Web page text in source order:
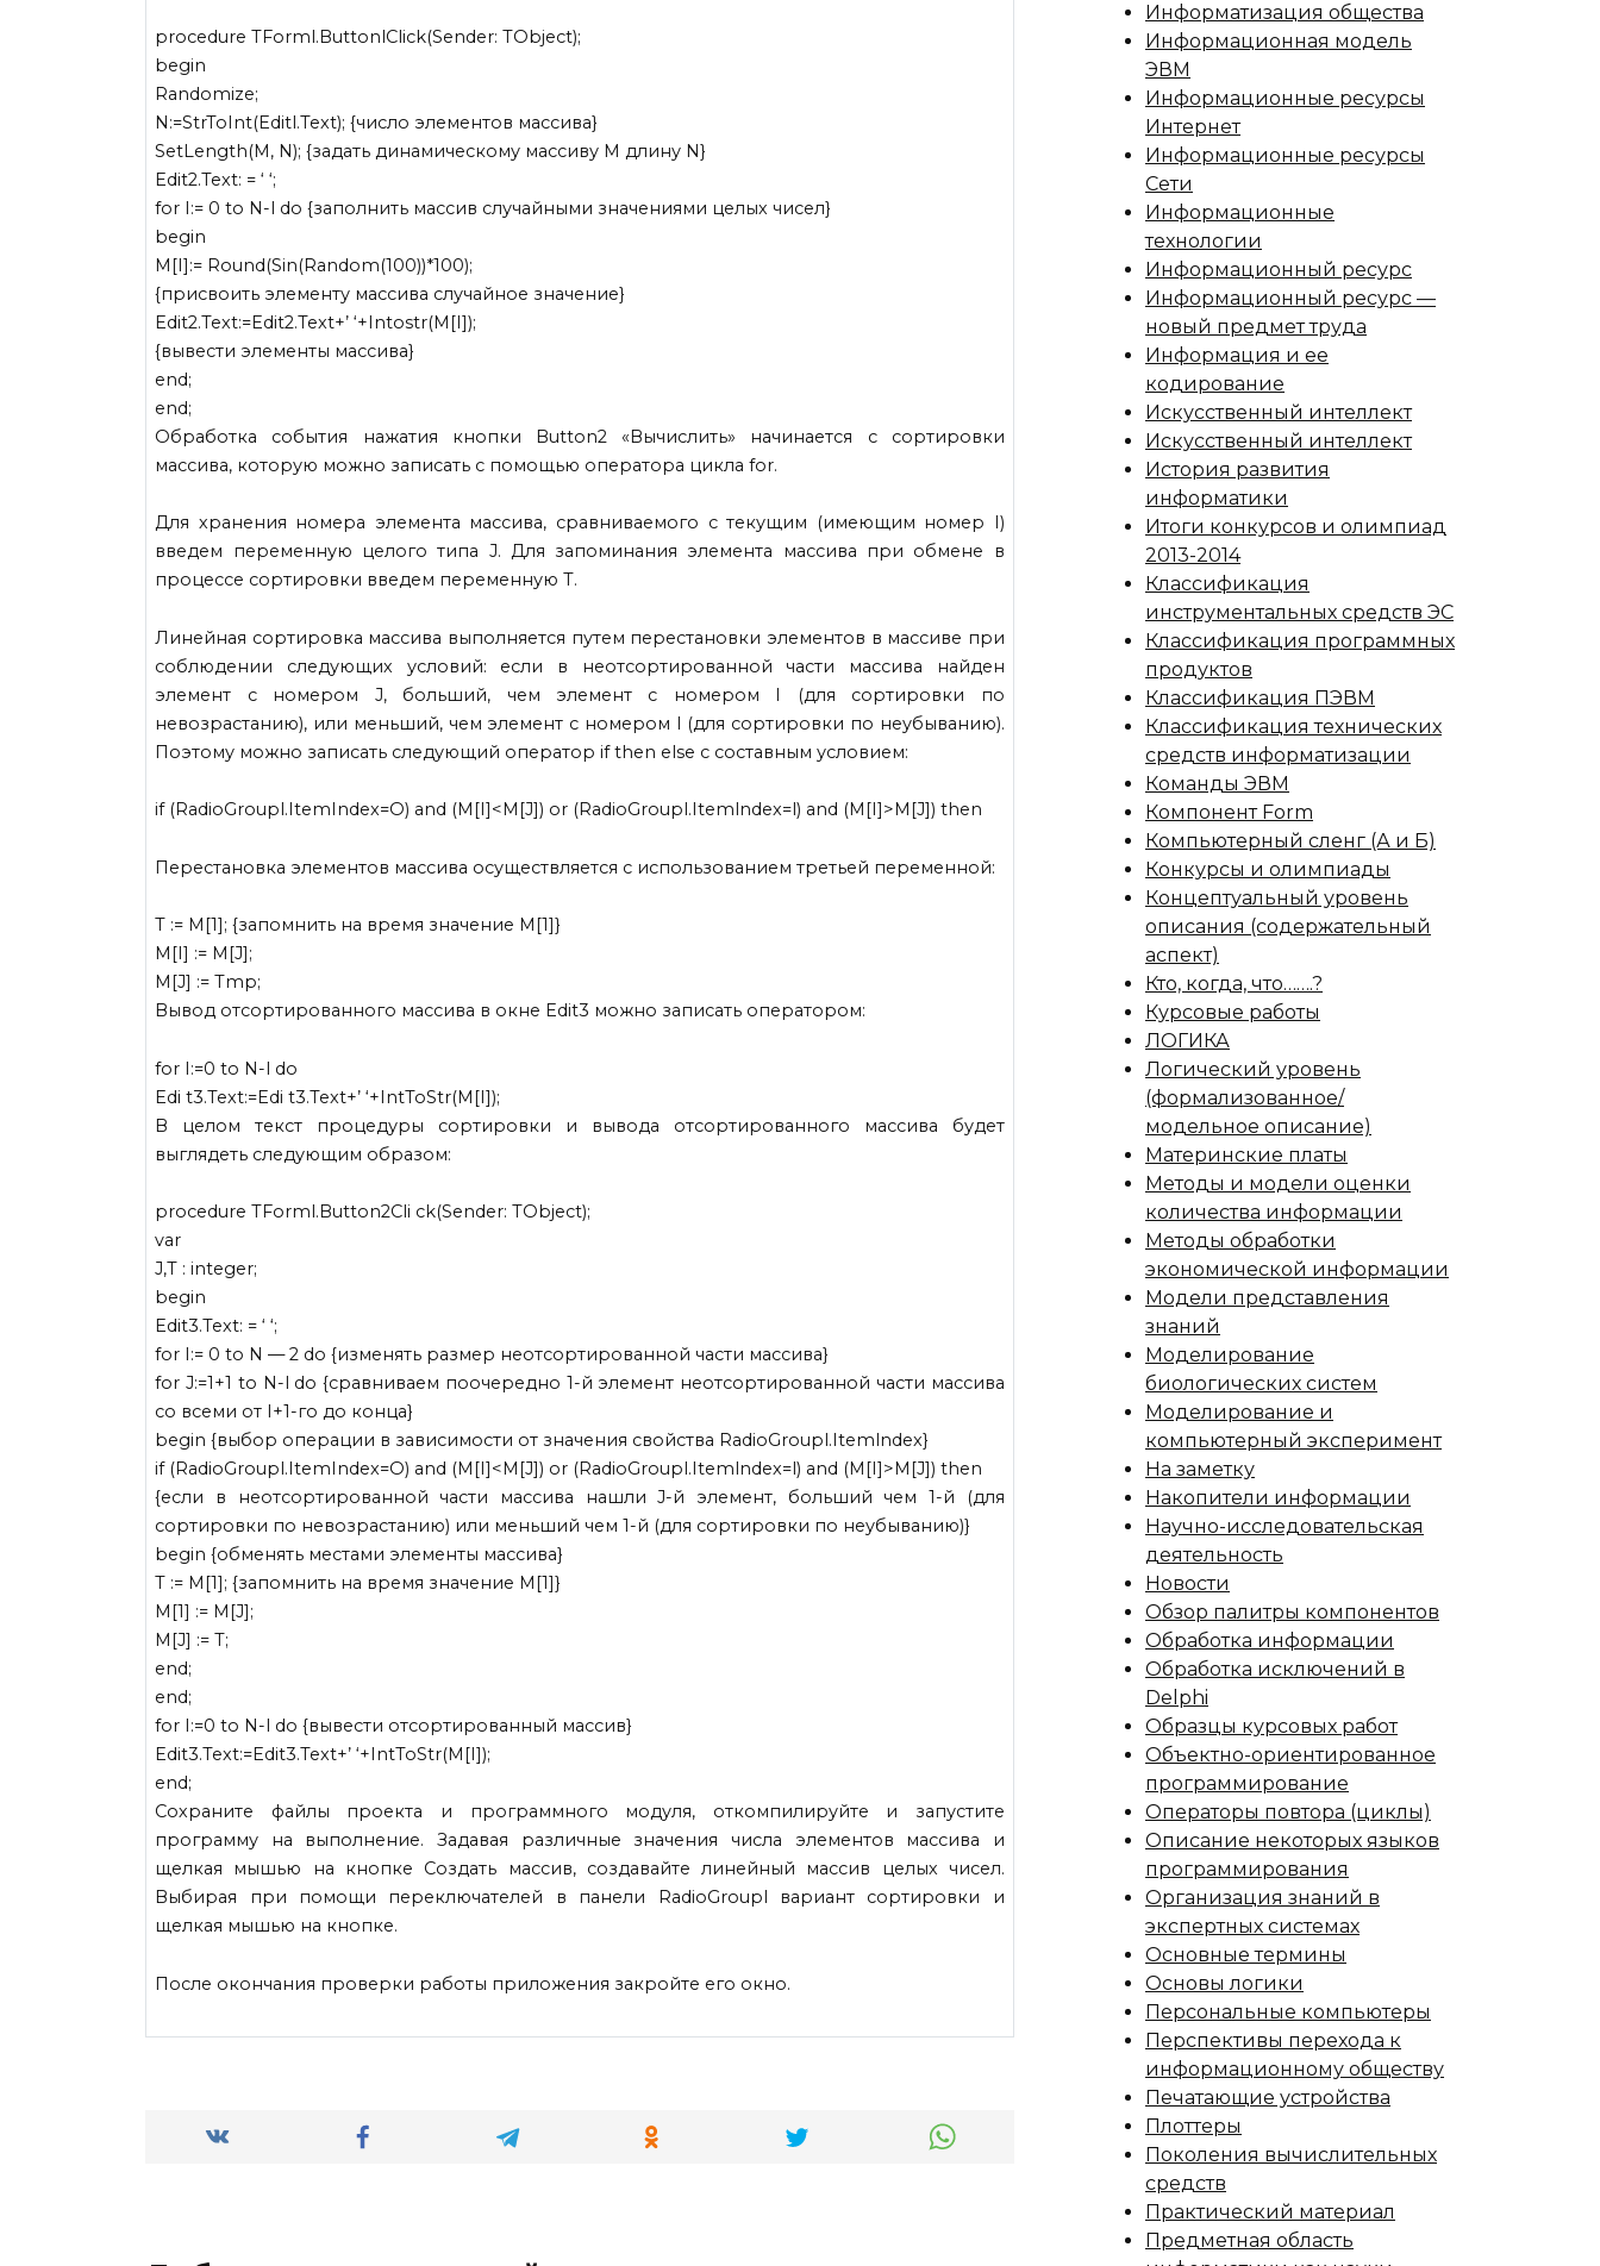
procedure TForml.ButtonlClick(Sender: TObject);
begin
Randomize;
N:=StrToInt(Editl.Text); {число элементов массива}
SetLength(M, N); {задать динамическому массиву М длину N}
Edit2.Text: = ‘ ‘;
for I:= 0 to N-l do {заполнить массив случайными значениями целых чисел}
begin
M[I]:= Round(Sin(Random(100))*100);
{присвоить элементу массива случайное значение}
Edit2.Text:=Edit2.Text+’ ‘+Intostr(M[I]);
{вывести элементы массива}
end;
end;
Обработка события нажатия кнопки Button2 «Вычислить» начинается с сортировки
массива, которую можно записать с помощью оператора цикла for.
Для хранения номера элемента массива, сравниваемого с текущим (имеющим номер I)
введем переменную целого типа J. Для запоминания элемента массива при обмене в
процессе сортировки введем переменную Т.
Линейная сортировка массива выполняется путем перестановки элементов в массиве при
соблюдении следующих условий: если в неотсортированной части массива найден
элемент с номером J, больший, чем элемент с номером I (для сортировки по
невозрастанию), или меньший, чем элемент с номером I (для сортировки по неубыванию).
Поэтому можно записать следующий оператор if then else с составным условием:
if (RadioGroupl.ItemIndex=O) and (M[I]<M[J]) or (RadioGroupl.Itemlndex=l) and (M[I]>M[J]) then
Перестановка элементов массива осуществляется с использованием третьей переменной:
Т := М[1]; {запомнить на время значение М[1]}
M[I] := M[J];
M[J] := Tmp;
Вывод отсортированного массива в окне Edit3 можно записать оператором:
for I:=0 to N-l do
Edi t3.Text:=Edi t3.Text+’ ‘+IntToStr(M[I]);
В целом текст процедуры сортировки и вывода отсортированного массива будет
выглядеть следующим образом:
procedure TForml.Button2Cli ck(Sender: TObject);
var
J,T : integer;
begin
Edit3.Text: = ‘ ‘;
for I:= 0 to N — 2 do {изменять размер неотсортированной части массива}
for J:=1+1 to N-l do {сравниваем поочередно 1-й элемент неотсортированной части массива
со всеми от I+1-го до конца}
begin {выбор операции в зависимости от значения свойства RadioGroupl.Itemlndex}
if (RadioGroupl.ItemIndex=O) and (M[I]<M[J]) or (RadioGroupl.Itemlndex=l) and (M[I]>M[J]) then
{если в неотсортированной части массива нашли J-й элемент, больший чем 1-й (для
сортировки по невозрастанию) или меньший чем 1-й (для сортировки по неубыванию)}
begin {обменять местами элементы массива}
Т := М[1]; {запомнить на время значение М[1]}
М[1] := M[J];
M[J] := T;
end;
end;
for I:=0 to N-l do {вывести отсортированный массив}
Edit3.Text:=Edit3.Text+’ ‘+IntToStr(M[I]);
end;
Сохраните файлы проекта и программного модуля, откомпилируйте и запустите
программу на выполнение. Задавая различные значения числа элементов массива и
щелкая мышью на кнопке Создать массив, создавайте линейный массив целых чисел.
Выбирая при помощи переключателей в панели RadioGroupl вариант сортировки и
щелкая мышью на кнопке.
После окончания проверки работы приложения закройте его окно.
Информатизация общества
Информационная модель
ЭВМ
Информационные ресурсы
Интернет
Информационные ресурсы
Сети
Информационные
технологии
Информационный ресурс
Информационный ресурс —
новый предмет труда
Информация и ее
кодирование
Искусственный интеллект
Искусственный интеллект
История развития
информатики
Итоги конкурсов и олимпиад
2013-2014
Классификация
инструментальных средств ЭС
Классификация программных
продуктов
Классификация ПЭВМ
Классификация технических
средств информатизации
Команды ЭВМ
Компонент Form
Компьютерный сленг (А и Б)
Конкурсы и олимпиады
Концептуальный уровень
описания (содержательный
аспект)
Кто, когда, что…….?
Курсовые работы
ЛОГИКА
Логический уровень
(формализованное/
модельное описание)
Материнские платы
Методы и модели оценки
количества информации
Методы обработки
экономической информации
Модели представления
знаний
Моделирование
биологических систем
Моделирование и
компьютерный эксперимент
На заметку
Накопители информации
Научно-исследовательская
деятельность
Новости
Обзор палитры компонентов
Обработка информации
Обработка исключений в
Delphi
Образцы курсовых работ
Объектно-ориентированное
программирование
Операторы повтора (циклы)
Описание некоторых языков
программирования
Организация знаний в
экспертных системах
Основные термины
Основы логики
Персональные компьютеры
Перспективы перехода к
информационному обществу
Печатающие устройства
Плоттеры
Поколения вычислительных
средств
Практический материал
Предметная область